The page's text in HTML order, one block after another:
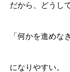
だから、どうし
「何かを進めな
になりやすい。